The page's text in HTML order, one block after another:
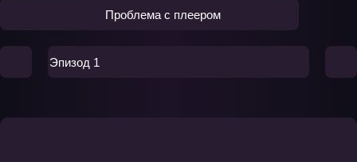
Проблема с плеером
Эпизод 1